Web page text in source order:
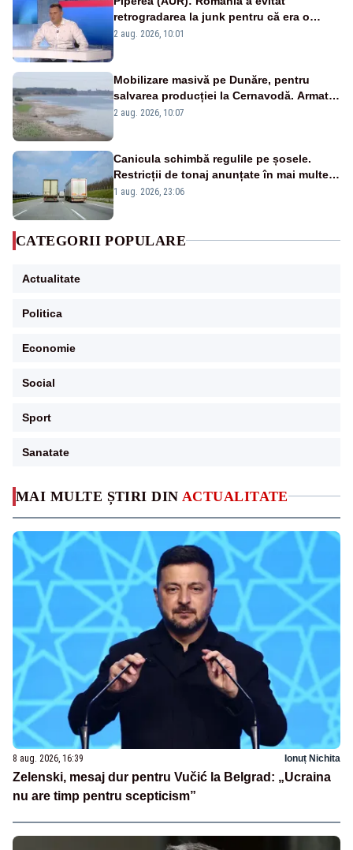
MAI MULTE ȘTIRI DIN ACTUALITATE
8 aug. 2026, 16:39 Ionuț Nichita
Zelenski, mesaj dur pentru Vučić la Belgrad: „Ucraina
nu are timp pentru scepticism”
retrogradarea la junk pentru că era o
catastrofă pentru bănci și fondurile de
2 aug. 2026, 10:01
Mobilizare masivă pe Dunăre, pentru
salvarea producției la Cernavodă. Armata
va detona o stâncă și va devia apa
2 aug. 2026, 10:07
Canicula schimbă regulile pe șosele.
Restricții de tonaj anunțate în mai multe
județe
1 aug. 2026, 23:06
CATEGORII POPULARE
Actualitate
Politica
Economie
Social
Sport
Sanatate